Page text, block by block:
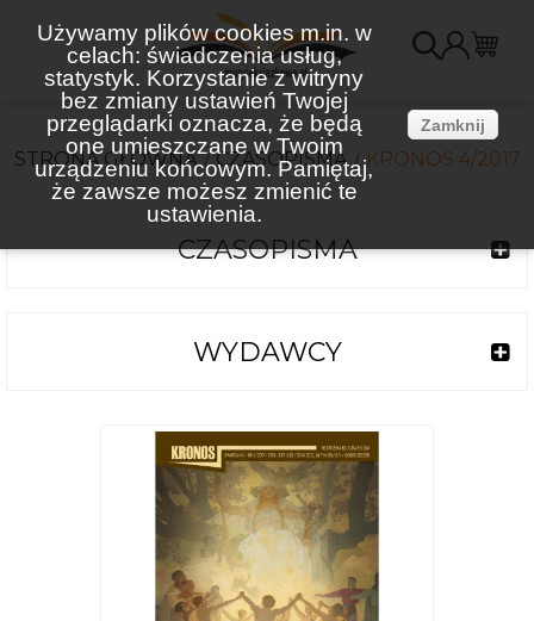
Używamy plików cookies m.in. w
celach: świadczenia usług,
statystyk. Korzystanie z witryny
bez zmiany ustawień Twojej
przeglądarki oznacza, że będą
one umieszczane w Twoim
urządzeniu końcowym. Pamiętaj,
że zawsze możesz zmienić te
ustawienia.
Zamknij
STRONA GŁÓWNA CZASOPISMA KRONOS 4/2017
CZASOPISMA
WYDAWCY